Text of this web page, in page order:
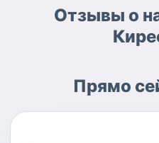
Отзывы о
Прямо